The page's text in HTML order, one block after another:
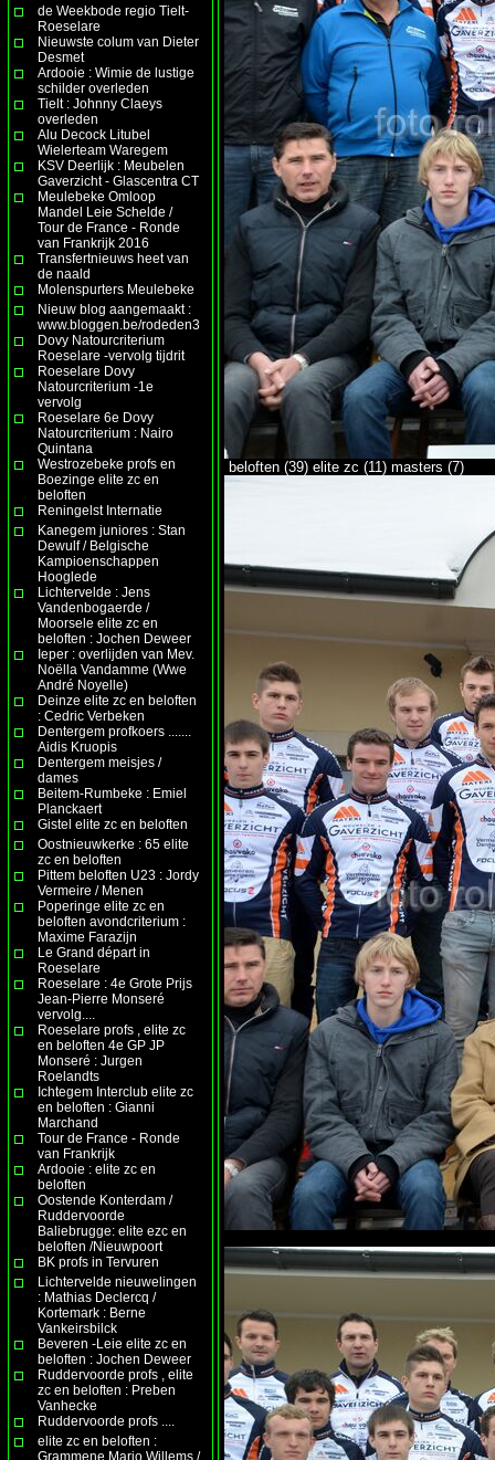
de Weekbode regio Tielt-
Roeselare
Nieuwste colum van Dieter
Desmet
Ardooie : Wimie de lustige
schilder overleden
Tielt : Johnny Claeys
overleden
Alu Decock Litubel
Wielerteam Waregem
KSV Deerlijk : Meubelen
Gaverzicht - Glascentra CT
Meulebeke Omloop
Mandel Leie Schelde /
Tour de France - Ronde
van Frankrijk 2016
Transfertnieuws heet van
de naald
Molenspurters Meulebeke
Nieuw blog aangemaakt :
www.bloggen.be/rodeden3
Dovy Natourcriterium
Roeselare -vervolg tijdrit
Roeselare Dovy
Natourcriterium -1e
vervolg
Roeselare 6e Dovy
Natourcriterium : Nairo
Quintana
Westrozebeke profs en
Boezinge elite zc en
beloften
Reningelst Internatie
Kanegem juniores : Stan
Dewulf / Belgische
Kampioenschappen
Hooglede
Lichtervelde : Jens
Vandenbogaerde /
Moorsele elite zc en
beloften : Jochen Deweer
Ieper : overlijden van Mev.
Noëlla Vandamme (Wwe
André Noyelle)
Deinze elite zc en beloften
: Cedric Verbeken
Dentergem profkoers .......
Aidis Kruopis
Dentergem meisjes /
dames
Beitem-Rumbeke : Emiel
Planckaert
Gistel elite zc en beloften
Oostnieuwkerke : 65 elite
zc en beloften
Pittem beloften U23 : Jordy
Vermeire / Menen
Poperinge elite zc en
beloften avondcriterium :
Maxime Farazijn
Le Grand départ in
Roeselare
Roeselare : 4e Grote Prijs
Jean-Pierre Monseré
vervolg....
Roeselare profs , elite zc
en beloften 4e GP JP
Monseré : Jurgen
Roelandts
Ichtegem Interclub elite zc
en beloften : Gianni
Marchand
Tour de France - Ronde
van Frankrijk
Ardooie : elite zc en
beloften
Oostende Konterdam /
Ruddervoorde
Baliebrugge: elite ezc en
beloften /Nieuwpoort
BK profs in Tervuren
Lichtervelde nieuwelingen
: Mathias Declercq /
Kortemark : Berne
Vankeirsbilck
Beveren -Leie elite zc en
beloften : Jochen Deweer
Ruddervoorde profs , elite
zc en beloften : Preben
Vanhecke
Ruddervoorde profs ....
elite zc en beloften :
Grammene Mario Willems /
beloften (39) elite zc (11) masters (7)